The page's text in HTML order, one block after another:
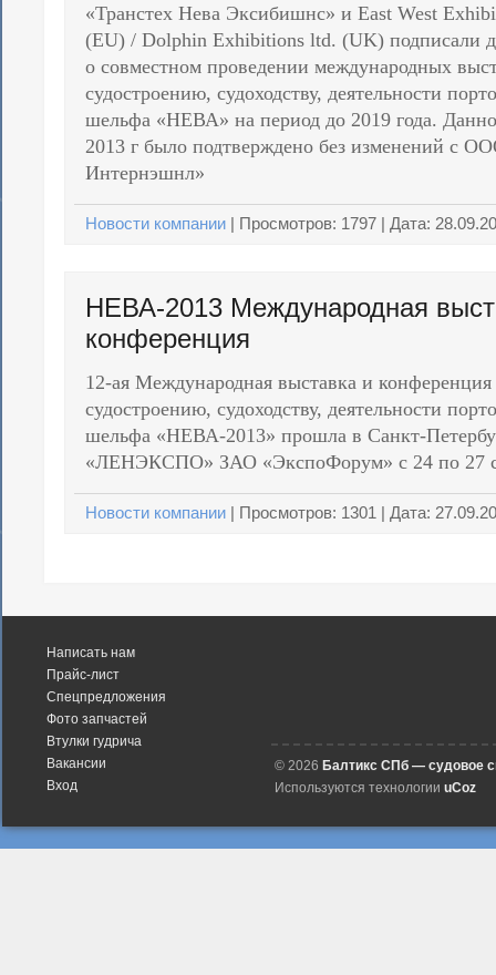
«Транстех Нева Эксибишнс» и East West
(EU) / Dolphin Exhibitions ltd. (UK) подписали
о совместном проведении международных
судостроению, судоходству, деятельности
шельфа «НЕВА» на период до 2019 года.
2013 г было подтверждено без изменений с
Интернэшнл»
Новости компании | Просмотров: 1797 | Дата:
НЕВА-2013 Международная
конференция
12-ая Международная выставка и
судостроению, судоходству, деятельности
шельфа «НЕВА-2013» прошла в Санкт-
«ЛЕНЭКСПО» ЗАО «ЭкспоФорум» с 24 по 27
Новости компании | Просмотров: 1301 | Дата:
Написать нам
Прайс-лист
Спецпредложения
Фото запчастей
Втулки гудрича
Вакансии
Вход
© 2026 Балтикс СПб — судовое
Используются технологии uCoz